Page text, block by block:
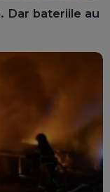
Dar bateriile au